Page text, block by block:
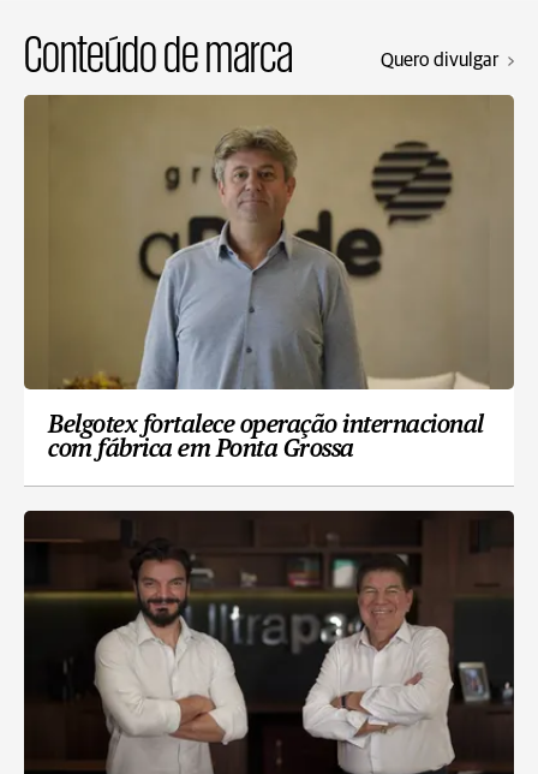
Conteúdo de marca Quero divulgar
Belgotex fortalece operação internacional
com fábrica em Ponta Grossa